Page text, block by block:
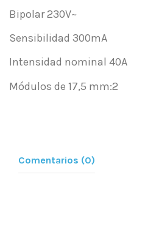
Bipolar 230V~
Sensibilidad 300mA
Intensidad nominal 40A
Módulos de 17,5 mm:2
Comentarios (0)